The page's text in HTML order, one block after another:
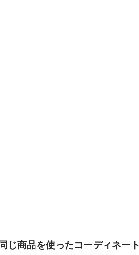
同じ商品を使ったコーディネート